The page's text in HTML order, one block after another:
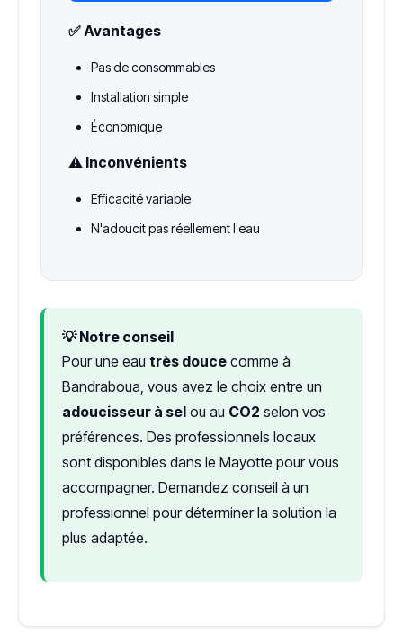
✅ Avantages
Pas de consommables
Installation simple
Économique
⚠️ Inconvénients
Efficacité variable
N'adoucit pas réellement l'eau
💡 Notre conseil
Pour une eau très douce comme à
Bandraboua, vous avez le choix entre un
adoucisseur à sel ou au CO2 selon vos
préférences. Des professionnels locaux
sont disponibles dans le Mayotte pour vous
accompagner. Demandez conseil à un
professionnel pour déterminer la solution la
plus adaptée.